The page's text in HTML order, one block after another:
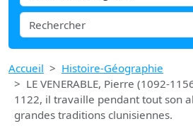
Accueil
Histoire-Géographie
LE VENERABLE, Pierre (1092-
1122, il travaille pendant tout son
grandes traditions clunisiennes.